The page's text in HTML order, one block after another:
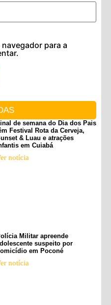
para a
de semana do Dia dos Pais
Festival Rota da Cerveja,
& Luau e atrações
em Cuiabá
notícia
Militar apreende
suspeito por
em Poconé
notícia